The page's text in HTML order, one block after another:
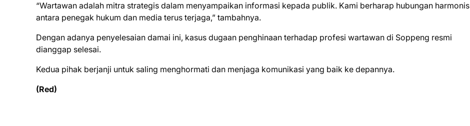
“Wartawan adalah mitra strategis dalam menyampaikan informasi kepada publik. Kami berharap hubungan harmonis
antara penegak hukum dan media terus terjaga,” tambahnya.
Dengan adanya penyelesaian damai ini, kasus dugaan penghinaan terhadap profesi wartawan di Soppeng resmi
dianggap selesai.
Kedua pihak berjanji untuk saling menghormati dan menjaga komunikasi yang baik ke depannya.
(Red)